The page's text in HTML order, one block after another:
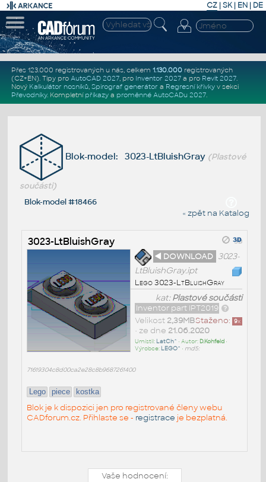
CZ | SK| EN | DE
Přes 123.000 registrovaných u nás, celkem 1.130.000registrovaných
(CZ+EN). Tipy pro AutoCAD 2027, pro Inventor 2027a pro Revit 2027.
Nový Kalkulátor nosníků, Spirograf generátor a Regresní křivkyv sekci
Převodníky. Kompletní příkazya proměnné AutoCADu 2027.
Blok-model: 3023-LtBluishGray (Plastové
součásti)
Blok-model #18466
« zpět na Katalog
3023-LtBluishGray
◄ DOWNLOAD 3023-
LtBluishGray.ipt
Lego 3023-LtBluishGray
kat:Plastové součásti
Inventor part IPT2019
Staženo: 9x
Velikost 2,39MB
• ze dne 21.06.2020
Umístil: LatCh^ • Autor: D.Kohfeld•
Výrobce: LEGO^ • md5:
71619304c8d00ca2e28c8b9687261400
Lego piece kostka
Blok je k dispozici jen pro registrované členy webu
CADforum.cz. Přihlaste se - registrace je bezplatná.
Vaše hodnocení: